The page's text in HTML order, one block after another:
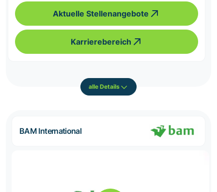
Aktuelle Stellenangebote
Karrierebereich
alle Details
BAM International